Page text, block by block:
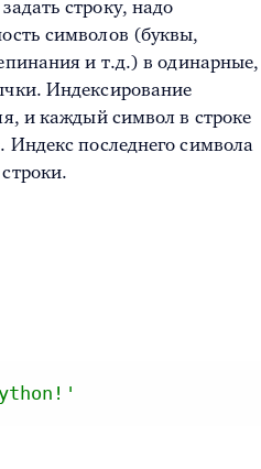
строку, надо
символов (буквы,
и т.д.) в одинарные,
Индексирование
и каждый символ в строке
Индекс последнего символа